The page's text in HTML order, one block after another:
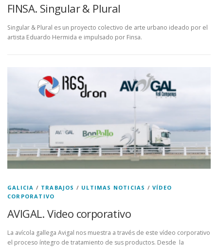
FINSA. Singular & Plural
Singular & Plural es un proyecto colectivo de arte urbano ideado por el
artista Eduardo Hermida e impulsado por Finsa.
GALICIA / TRABAJOS / ULTIMAS NOTICIAS /VÍDEO
CORPORATIVO
AVIGAL. Video corporativo
La avícola gallega Avigal nos muestra a través de este vídeo corporativo
el proceso íntegro de tratamiento de sus productos. Desde la